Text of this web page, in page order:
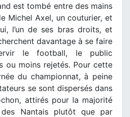
est tombé entre des mains
Michel Axel, un couturier, et
l’un de ses bras droits, et
davantage à se faire
le football, le public
ou moins rejetés. Pour cette
du championnat, à peine
se sont dispersés dans
attirés pour la majorité
Nantais plutôt que par